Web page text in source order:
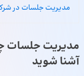
مدیریت جلسات در
مدیریت جلسات
آشنا شوید